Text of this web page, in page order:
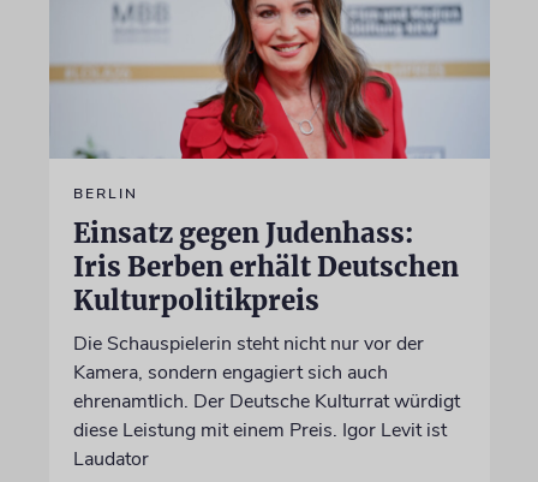
BERLIN
Einsatz gegen Judenhass:
Iris Berben erhält Deutschen
Kulturpolitikpreis
Die Schauspielerin steht nicht nur vor der
Kamera, sondern engagiert sich auch
ehrenamtlich. Der Deutsche Kulturrat würdigt
diese Leistung mit einem Preis. Igor Levit ist
Laudator